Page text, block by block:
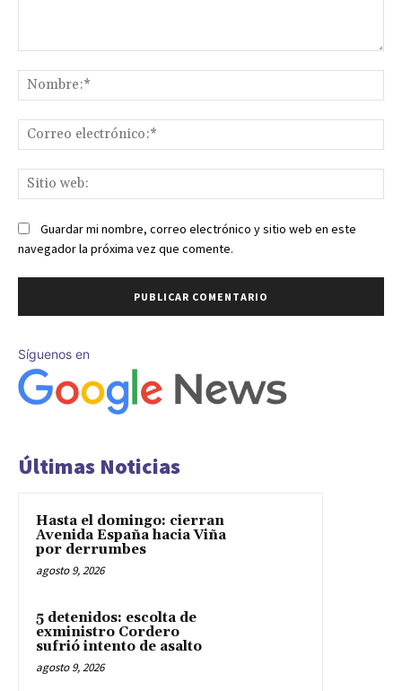
Guardar mi nombre, correo electrónico y sitio web en este
navegador la próxima vez que comente.
Síguenos en
Últimas Noticias
Hasta el domingo: cierran
Avenida España hacia Viña
por derrumbes
agosto 9, 2026
5 detenidos: escolta de
exministro Cordero
sufrió intento de asalto
agosto 9, 2026